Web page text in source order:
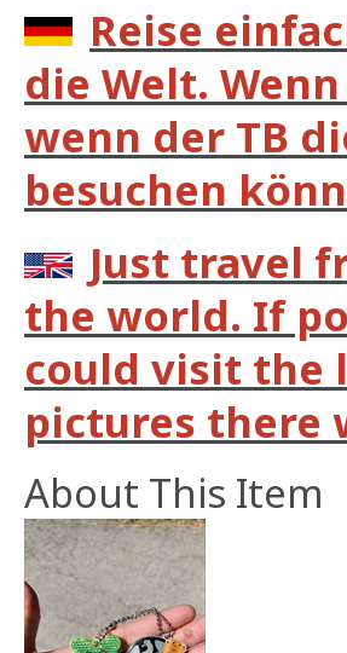
Reise
die Welt.
wenn der TB
besuchen
Just travel
the world. If
could visit the
pictures there
About This Item